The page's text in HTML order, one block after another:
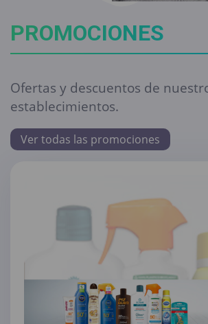
PROMOCIONES
Ofertas y descuentos de
establecimientos.
Ver todas las promociones